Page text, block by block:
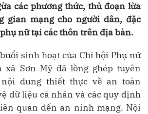
các phương thức, thủ đoạn lừa
gian mạng cho người dân, đặc
nữ tại các thôn trên địa bàn.
sinh hoạt của Chi hội Phụ nữ
xã Sơn Mỹ đã lồng ghép tuyên
dung thiết thực về an toàn
dữ liệu cá nhân và các quy định
quan đến an ninh mạng. Nội